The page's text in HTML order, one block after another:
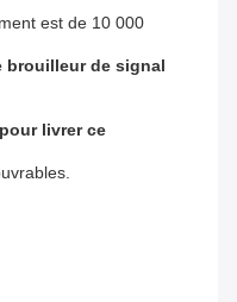
est de 10 000
brouilleur de signal
livrer ce